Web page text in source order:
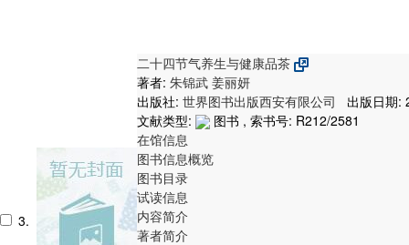
3.
二十四节气养生与健康品茶
著者: 朱锦武 姜丽妍
出版社: 世界图书出版西安有限公司
出版日期:
文献类型:
图书 , 索书号: R212/2581
在馆信息
图书信息概览
图书目录
试读信息
内容简介
著者简介